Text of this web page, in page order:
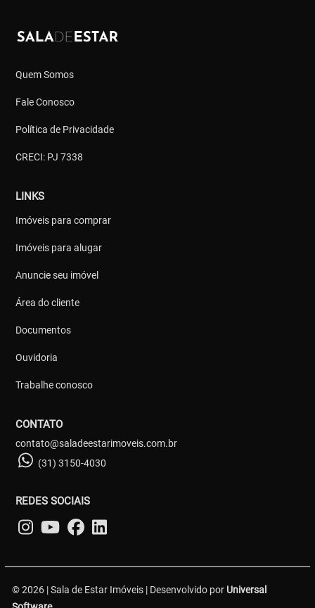
Quem Somos
Fale Conosco
Política de Privacidade
CRECI: PJ 7338
LINKS
Imóveis para comprar
Imóveis para alugar
Anuncie seu imóvel
Área do cliente
Documentos
Ouvidoria
Trabalhe conosco
CONTATO
contato@saladeestarimoveis.com.br
(31) 3150-4030
REDES SOCIAIS
© 2026 | Sala de Estar Imóveis | Desenvolvido por Universal